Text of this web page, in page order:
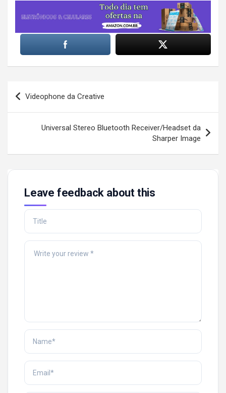
Post
navigation
Videophone da Creative
Universal Stereo Bluetooth Receiver/Headset da
Sharper Image
Leave feedback about this